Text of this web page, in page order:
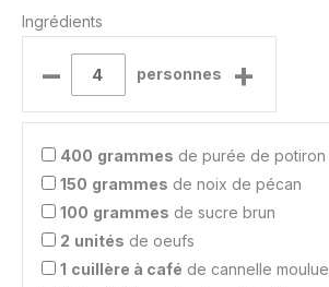
Ingrédients
– personnes +
400 grammes de purée de potiron
150 grammes de noix de pécan
100 grammes de sucre brun
2 unités de oeufs
1 cuillère à café de cannelle moulue